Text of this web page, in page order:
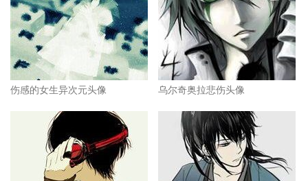
伤感的女生异次元头像 乌尔奇奥拉悲伤头像